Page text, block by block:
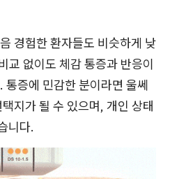
경험한 환자들도 비슷하게 낮
교 없이도 체감 통증과 반응이
통증에 민감한 분이라면 울쎄
지가 될 수 있으며, 개인 상태
니다.